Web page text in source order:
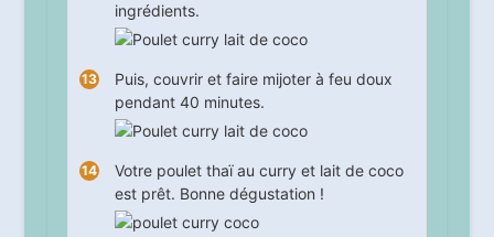
ingrédients.
Puis, couvrir et faire mijoter à feu doux
pendant 40 minutes.
Votre poulet thaï au curry et lait de coco
est prêt. Bonne dégustation !